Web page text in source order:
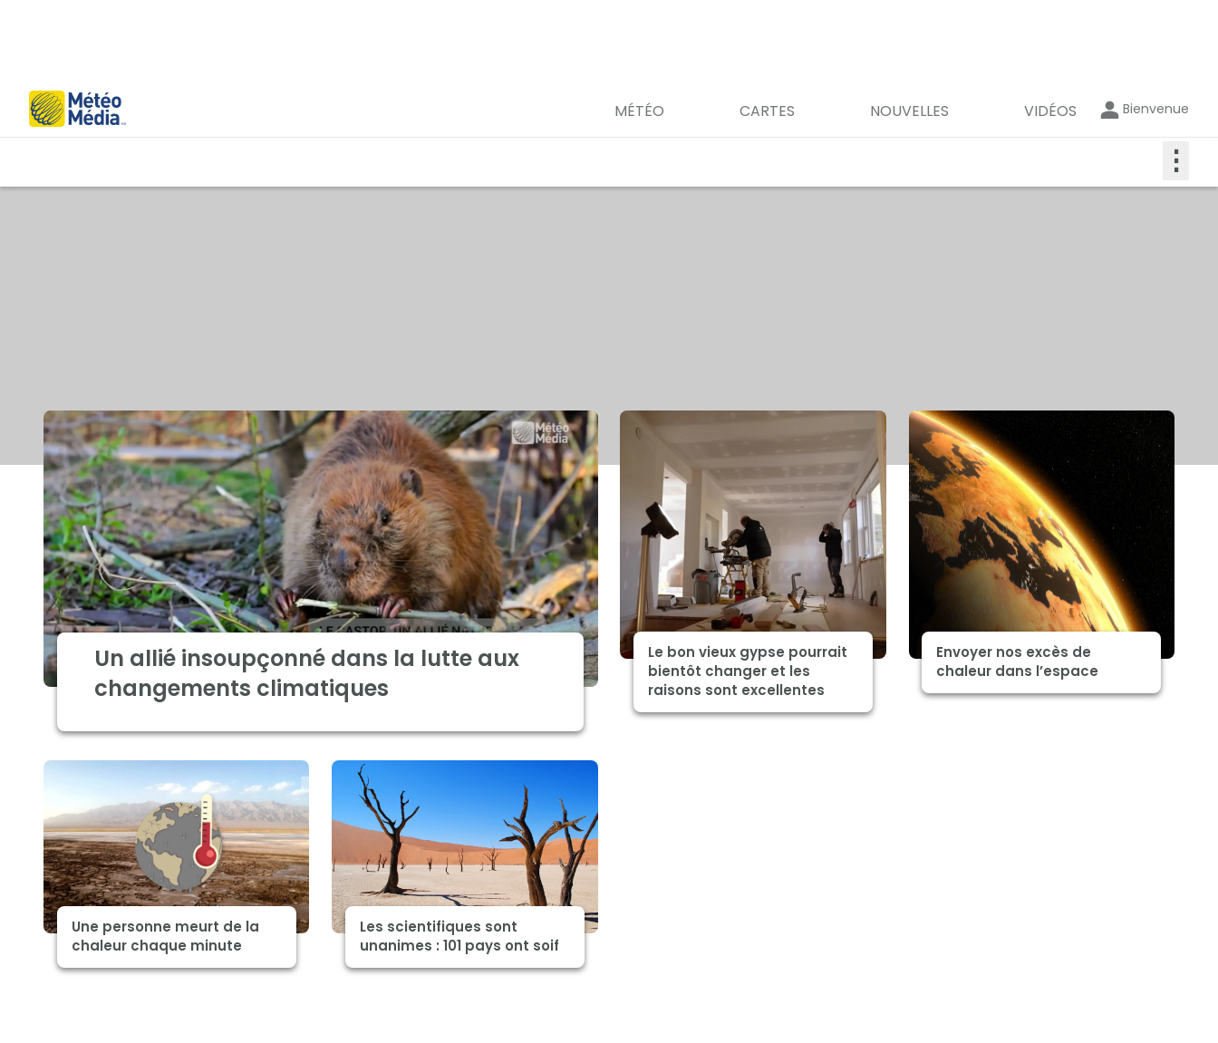
MÉTÉO CARTES NOUVELLES VIDÉOS Bienvenue
⋮
Un allié insoupçonné dans la lutte aux
changements climatiques
Le bon vieux gypse pourrait
bientôt changer et les
raisons sont excellentes
Envoyer nos excès de
chaleur dans l’espace
Une personne meurt de la
chaleur chaque minute
Les scientifiques sont
unanimes : 101 pays ont soif